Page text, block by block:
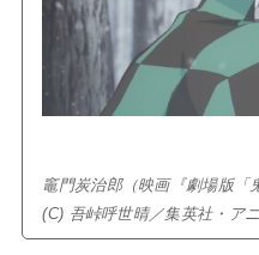
竈門炭治郎（映画『劇場版「
(C) 吾峠呼世晴／集英社・ア